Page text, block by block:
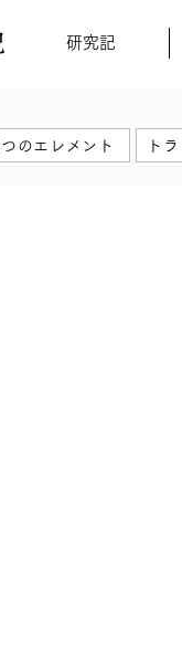
研究記
のエレメント ト